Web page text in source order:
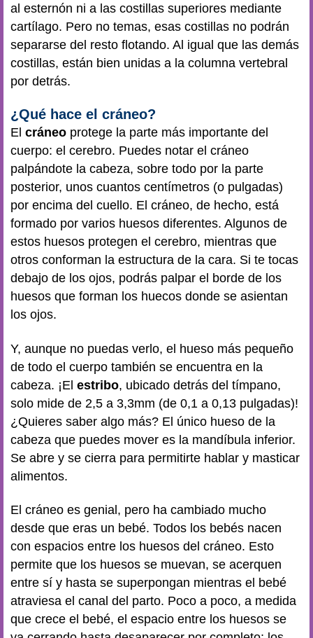
al esternón ni a las costillas superiores mediante
cartílago. Pero no temas, esas costillas no podrán
separarse del resto flotando. Al igual que las demás
costillas, están bien unidas a la columna vertebral
por detrás.
¿Qué hace el cráneo?
El cráneo protege la parte más importante del
cuerpo: el cerebro. Puedes notar el cráneo
palpándote la cabeza, sobre todo por la parte
posterior, unos cuantos centímetros (o pulgadas)
por encima del cuello. El cráneo, de hecho, está
formado por varios huesos diferentes. Algunos de
estos huesos protegen el cerebro, mientras que
otros conforman la estructura de la cara. Si te tocas
debajo de los ojos, podrás palpar el borde de los
huesos que forman los huecos donde se asientan
los ojos.
Y, aunque no puedas verlo, el hueso más pequeño
de todo el cuerpo también se encuentra en la
cabeza. ¡El estribo, ubicado detrás del tímpano,
solo mide de 2,5 a 3,3mm (de 0,1 a 0,13 pulgadas)!
¿Quieres saber algo más? El único hueso de la
cabeza que puedes mover es la mandíbula inferior.
Se abre y se cierra para permitirte hablar y masticar
alimentos.
El cráneo es genial, pero ha cambiado mucho
desde que eras un bebé. Todos los bebés nacen
con espacios entre los huesos del cráneo. Esto
permite que los huesos se muevan, se acerquen
entre sí y hasta se superpongan mientras el bebé
atraviesa el canal del parto. Poco a poco, a medida
que crece el bebé, el espacio entre los huesos se